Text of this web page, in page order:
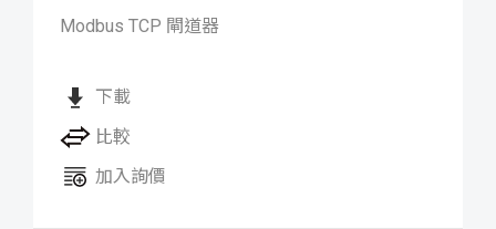
Modbus TCP 閘道器
下載
比較
加入詢價